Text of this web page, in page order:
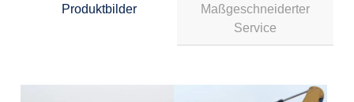
Produktbilder
Maßgeschneiderter
Service